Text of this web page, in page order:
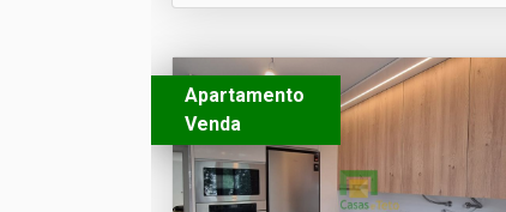
Apartamento
Venda